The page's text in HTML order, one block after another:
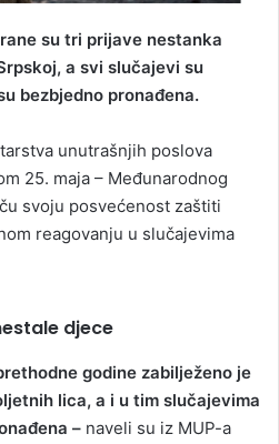
su tri prijave nestanka
a svi slučajevi su
bezbjedno pronađena.
unutrašnjih poslova
25. maja – Međunarodnog
svoju posvećenost zaštiti
reagovanju u slučajevima
djece
godine zabilježeno je
lica, a i u tim slučajevima
– naveli su iz MUP-a